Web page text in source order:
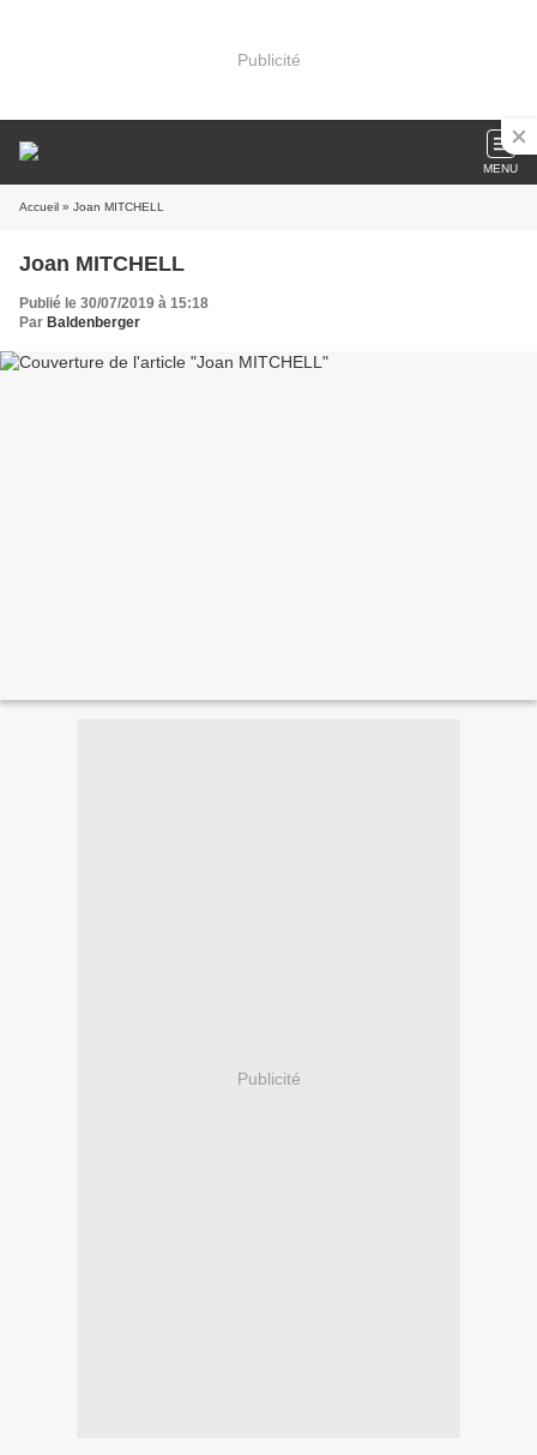
Publicité
MENU
Accueil » Joan MITCHELL
Joan MITCHELL
Publié le 30/07/2019 à 15:18
Par Baldenberger
Publicité